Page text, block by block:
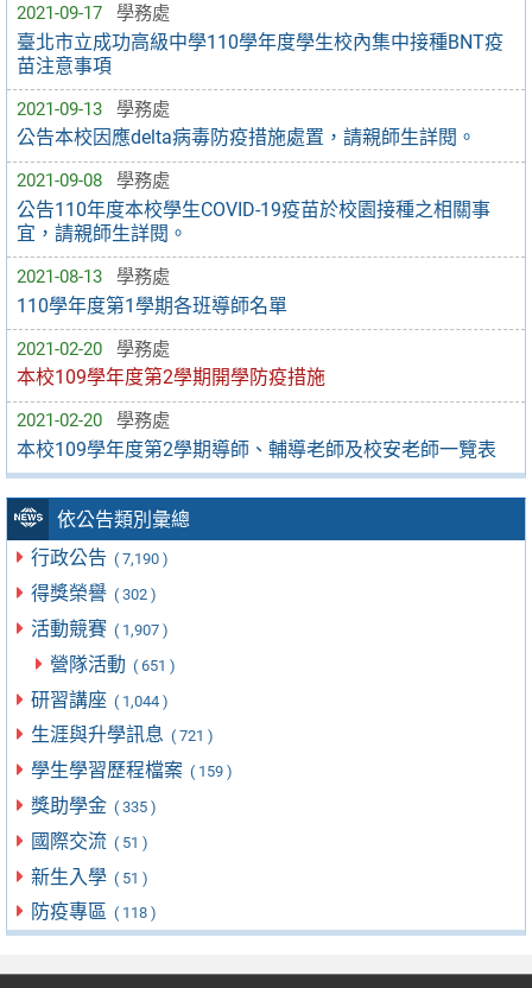
2021-09-17 學務處
臺北市立成功高級中學110學年度學生校內集中接種BNT疫
苗注意事項
2021-09-13 學務處
公告本校因應delta病毒防疫措施處置，請親師生詳閱。
2021-09-08 學務處
公告110年度本校學生COVID-19疫苗於校園接種之相關事
宜，請親師生詳閱。
2021-08-13 學務處
110學年度第1學期各班導師名單
2021-02-20 學務處
本校109學年度第2學期開學防疫措施
2021-02-20 學務處
本校109學年度第2學期導師、輔導老師及校安老師一覽表
依公告類別彙總
行政公告 ( 7,190 )
得獎榮譽 ( 302 )
活動競賽 ( 1,907 )
營隊活動 ( 651 )
研習講座 ( 1,044 )
生涯與升學訊息 ( 721 )
學生學習歷程檔案 ( 159 )
獎助學金 ( 335 )
國際交流 ( 51 )
新生入學 ( 51 )
防疫專區 ( 118 )